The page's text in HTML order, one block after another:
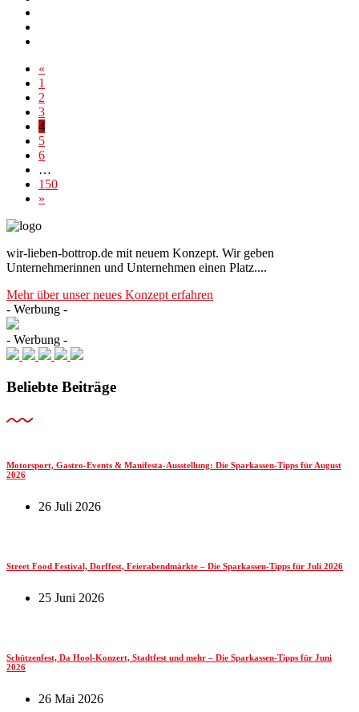
«
1
2
3
4
5
6
…
150
»
wir-lieben-bottrop.de mit neuem Konzept. Wir geben
Unternehmerinnen und Unternehmen einen Platz....
Mehr über unser neues Konzept erfahren
- Werbung -
- Werbung -
Beliebte Beiträge
Motorsport, Gastro-Events & Manifesta-Ausstellung: Die Sparkassen-Tipps für August
2026
26 Juli 2026
Street Food Festival, Dorffest, Feierabendmärkte – Die Sparkassen-Tipps für Juli 2026
25 Juni 2026
Schützenfest, Da Hool-Konzert, Stadtfest und mehr – Die Sparkassen-Tipps für Juni
2026
26 Mai 2026